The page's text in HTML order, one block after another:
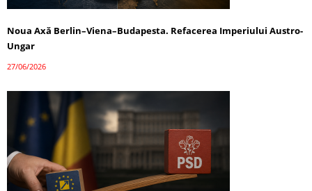
Noua Axă Berlin–Viena–Budapesta. Refacerea Imperiului Austro-
Ungar
27/06/2026